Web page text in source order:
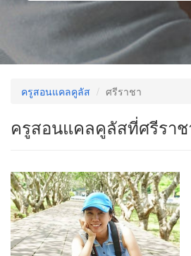
ครูสอนแคลคูลัส ศรีราชา
ครูสอนแคลคูลัสที่ศรีราช